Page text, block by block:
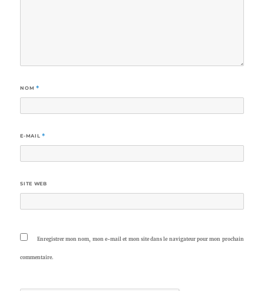
NOM *
E-MAIL *
SITE WEB
Enregistrer mon nom, mon e-mail et mon site dans le navigateur pour mon prochain
commentaire.